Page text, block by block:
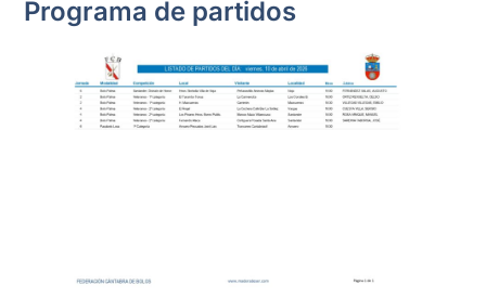
Programa de partidos